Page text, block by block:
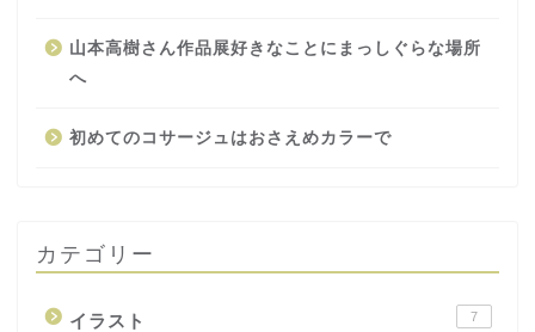
山本高樹さん作品展好きなことにまっしぐらな場所
へ
初めてのコサージュはおさえめカラーで
カテゴリー
イラスト 7